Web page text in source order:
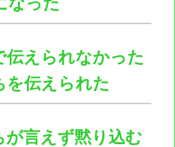
伝えられなかった
を伝えられた
が言えず黙り込む